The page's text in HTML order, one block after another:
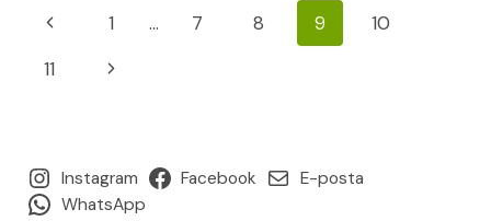
AĞRIYOR?
GÜNCEL
TEDAVI
Page
Navigation
Previous
Page
1 … 7 8 9
10
11
Next
Instagram Facebook
E-posta
WhatsApp